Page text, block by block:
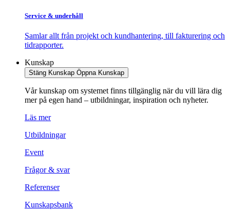
Service & underhåll
Samlar allt från projekt och kundhantering, till fakturering och
tidrapporter.
Kunskap
Stäng Kunskap Öppna Kunskap
Vår kunskap om systemet finns tillgänglig när du vill lära dig
mer på egen hand – utbildningar, inspiration och nyheter.
Läs mer
Utbildningar
Event
Frågor & svar
Referenser
Kunskapsbank